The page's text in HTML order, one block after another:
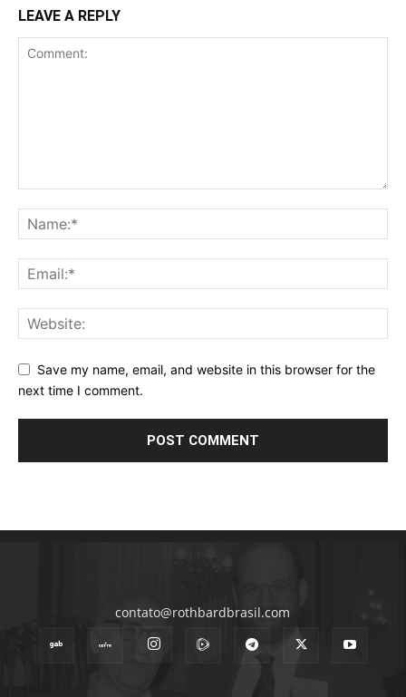
LEAVE A REPLY
Save my name, email, and website in this browser for the
next time I comment.
contato@rothbardbrasil.com